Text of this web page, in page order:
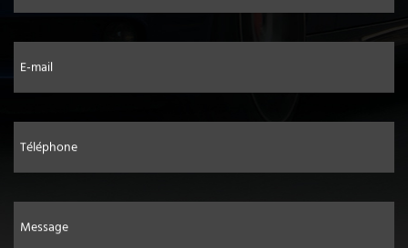
E-mail
Téléphone
Message